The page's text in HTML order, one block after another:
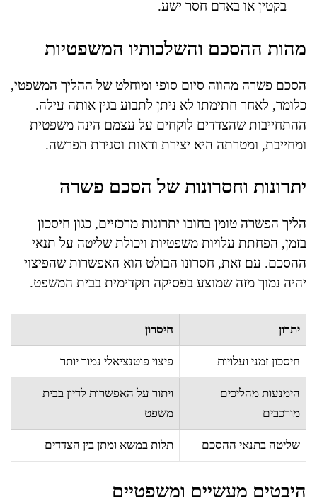
בקטין או באדם חסר ישע.
מהות ההסכם והשלכותיו המשפטיות
הסכם פשרה מהווה סיום סופי ומוחלט של ההליך המשפטי,
כלומר, לאחר חתימתו לא ניתן לתבוע בגין אותה עילה.
ההתחייבות שהצדדים לוקחים על עצמם הינה משפטית
ומחייבת, ומטרתה היא יצירת ודאות וסגירת הפרשה.
יתרונות וחסרונות של הסכם פשרה
הליך הפשרה טומן בחובו יתרונות מרכזיים, כגון חיסכון
בזמן, הפחתת עלויות משפטיות ויכולת שליטה על תנאי
ההסכם. עם זאת, חסרונו הבולט הוא האפשרות שהפיצוי
יהיה נמוך מזה שמוצע בפסיקה תקדימית בבית המשפט.
יתרון חיסרון
חיסכון זמני ועלויות פיצוי פוטנציאלי נמוך יותר
הימנעות מהליכים
מורכבים
ויתור על האפשרות לדיון בבית
משפט
שליטה בתנאי ההסכם תלות במשא ומתן בין הצדדים
היבטים מעשיים ומשפטיים